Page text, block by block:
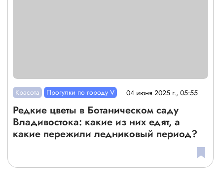
Красота Прогулки по городу V 04 июня 2025 г., 05:55
Редкие цветы в Ботаническом саду
Владивостока: какие из них едят, а
какие пережили ледниковый период?